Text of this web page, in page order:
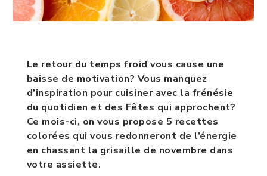
Le retour du temps froid vous cause une
baisse de motivation? Vous manquez
d’inspiration pour cuisiner avec la frénésie
du quotidien et des Fêtes qui approchent?
Ce mois-ci, on vous propose 5 recettes
colorées qui vous redonneront de l’énergie
en chassant la grisaille de novembre dans
votre assiette.